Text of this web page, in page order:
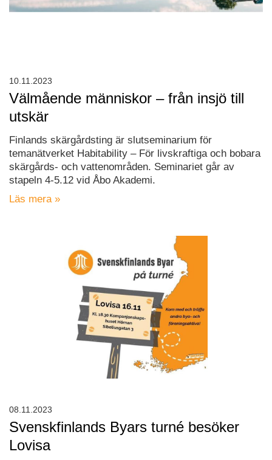
Välmående människor – från insjö till
utskär
Finlands skärgårdsting är slutseminarium för
temanätverket Habitability – För livskraftiga och bobara
skärgårds- och vattenområden. Seminariet går av
stapeln 4-5.12 vid Åbo Akademi.
Läs mera »
10.11.2023
Svenskfinlands Byars turné besöker
Lovisa
08.11.2023